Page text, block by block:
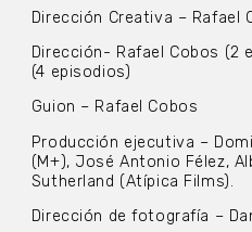
Dirección Creativa – Rafael
Dirección- Rafael Cobos (2
(4 episodios)
Guion – Rafael Cobos
Producción ejecutiva –
(M+), José Antonio Félez,
Sutherland (Atípica Films).
Dirección de fotografía –